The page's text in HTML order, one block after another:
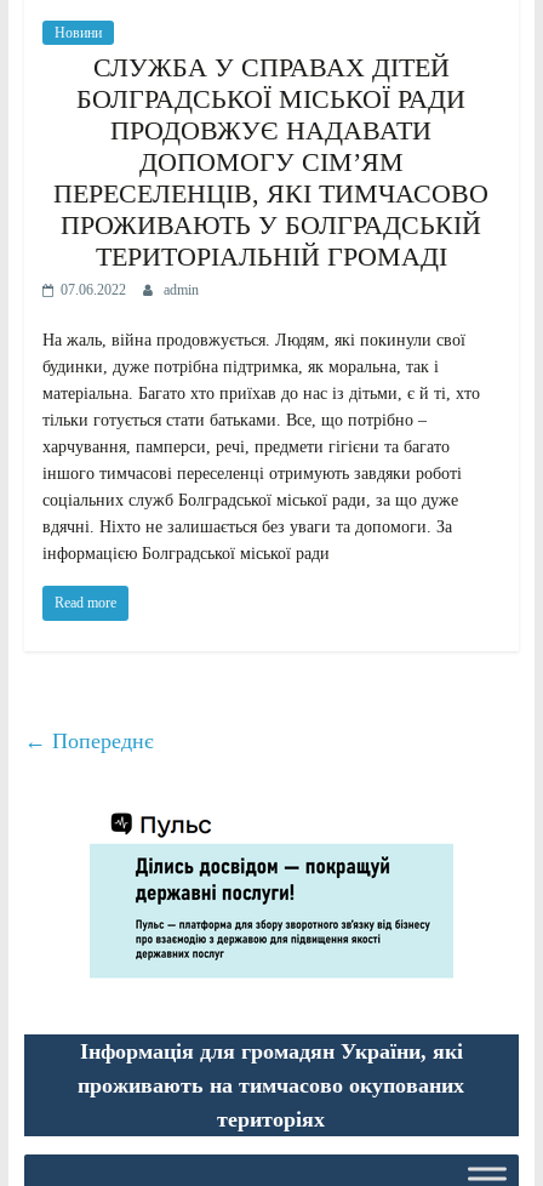
Новини
СЛУЖБА У СПРАВАХ ДІТЕЙ
БОЛГРАДСЬКОЇ МІСЬКОЇ РАДИ
ПРОДОВЖУЄ НАДАВАТИ
ДОПОМОГУ СІМ’ЯМ
ПЕРЕСЕЛЕНЦІВ, ЯКІ ТИМЧАСОВО
ПРОЖИВАЮТЬ У БОЛГРАДСЬКІЙ
ТЕРИТОРІАЛЬНІЙ ГРОМАДІ
07.06.2022 admin
На жаль, війна продовжується. Людям, які покинули свої
будинки, дуже потрібна підтримка, як моральна, так і
матеріальна. Багато хто приїхав до нас із дітьми, є й ті, хто
тільки готується стати батьками. Все, що потрібно –
харчування, памперси, речі, предмети гігієни та багато
іншого тимчасові переселенці отримують завдяки роботі
соціальних служб Болградської міської ради, за що дуже
вдячні. Ніхто не залишається без уваги та допомоги. За
інформацією Болградської міської ради
Read more
← Попереднє
Інформація для громадян України, які
проживають на тимчасово окупованих
територіях